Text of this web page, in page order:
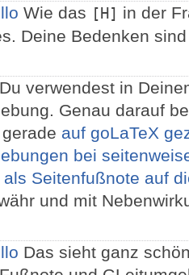
Wie das [H] in der
Deine Bedenken
verwendest in
Genau darauf
auf goLaTeX
bei
Seitenfußnote auf
und mit
Das sieht ganz